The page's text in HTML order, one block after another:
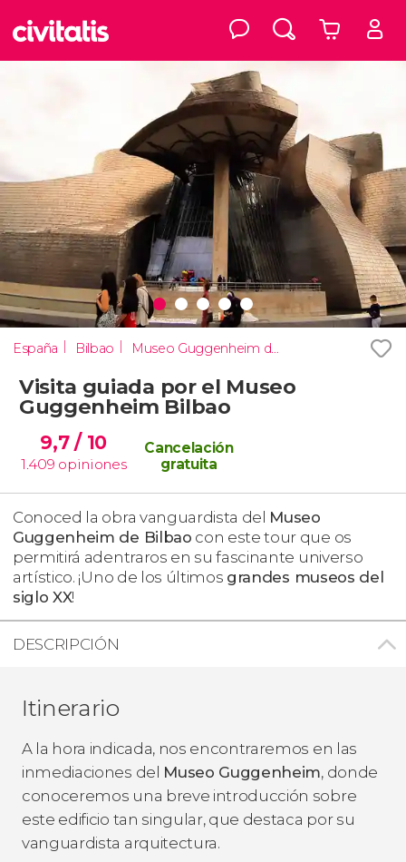
España Bilbao Museo Guggenheim de Bilbao
Visita guiada por el Museo
Guggenheim Bilbao
9,7/ 10
1.409 opiniones
Cancelación
gratuita
Conoced la obra vanguardista del Museo
Guggenheim de Bilbao con este tour que os
permitirá adentraros en su fascinante universo
artístico. ¡Uno de los últimos grandes museos del
siglo XX!
DESCRIPCIÓN
Itinerario
A la hora indicada, nos encontraremos en las
inmediaciones del Museo Guggenheim, donde
conoceremos una breve introducción sobre
este edificio tan singular, que destaca por su
vanguardista arquitectura.